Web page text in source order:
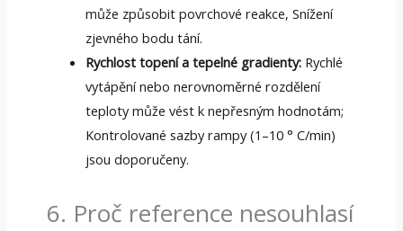
může způsobit povrchové reakce, Snížení
zjevného bodu tání.
Rychlost topení a tepelné gradienty: Rychlé
vytápění nebo nerovnoměrné rozdělení
teploty může vést k nepřesným hodnotám;
Kontrolované sazby rampy (1–10 ° C/min)
jsou doporučeny.
6. Proč reference nesouhlasí